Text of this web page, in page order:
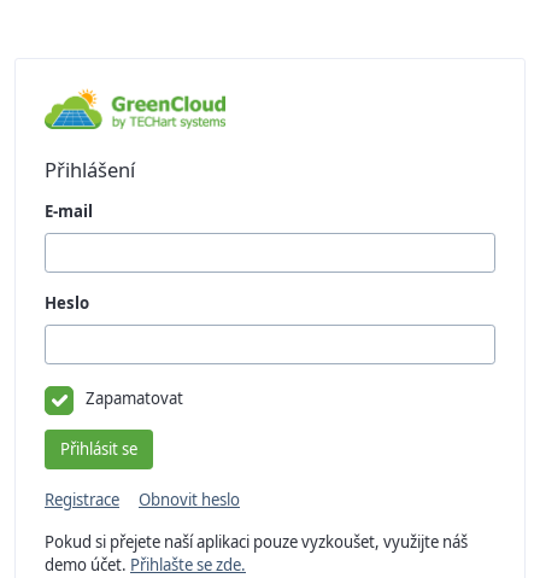
Přihlášení
E-mail
Heslo
Zapamatovat
Registrace
Obnovit heslo
Pokud si přejete naší aplikaci pouze vyzkoušet, využijte náš
demo účet. Přihlašte se zde.